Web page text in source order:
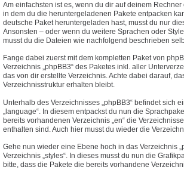
Am einfachsten ist es, wenn du dir auf deinem
in dem du die heruntergeladenen Pakete entpacken
deutsche Paket heruntergeladen hast, musst du nur
Ansonsten – oder wenn du weitere Sprachen oder
musst du die Dateien wie nachfolgend beschrieben
Fange dabei zuerst mit dem kompletten Paket von
Verzeichnis „phpBB3“ des Paketes inkl. aller
das von dir erstellte Verzeichnis. Achte dabei darauf,
Verzeichnisstruktur erhalten bleibt.
Unterhalb des Verzeichnisses „phpBB3“ befindet sich
„language“. In diesem entpackst du nun die
bereits vorhandenen Verzeichnis „en“ die Verzeichnisse
enthalten sind. Auch hier musst du wieder die
Gehe nun wieder eine Ebene hoch in das Verzeichnis
Verzeichnis „styles“. In dieses musst du nun die
bitte, dass die Pakete die bereits vorhandene